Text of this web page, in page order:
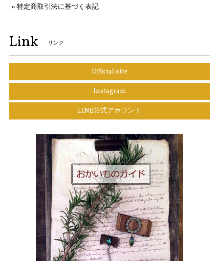
特定商取引法に基づく表記
Link リンク
Official site
Instagram
LINE公式アカウント